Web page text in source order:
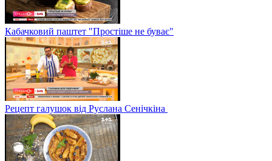
Кабачковий паштет "Простіше не буває"
Рецепт галушок від Руслана Сенічкіна